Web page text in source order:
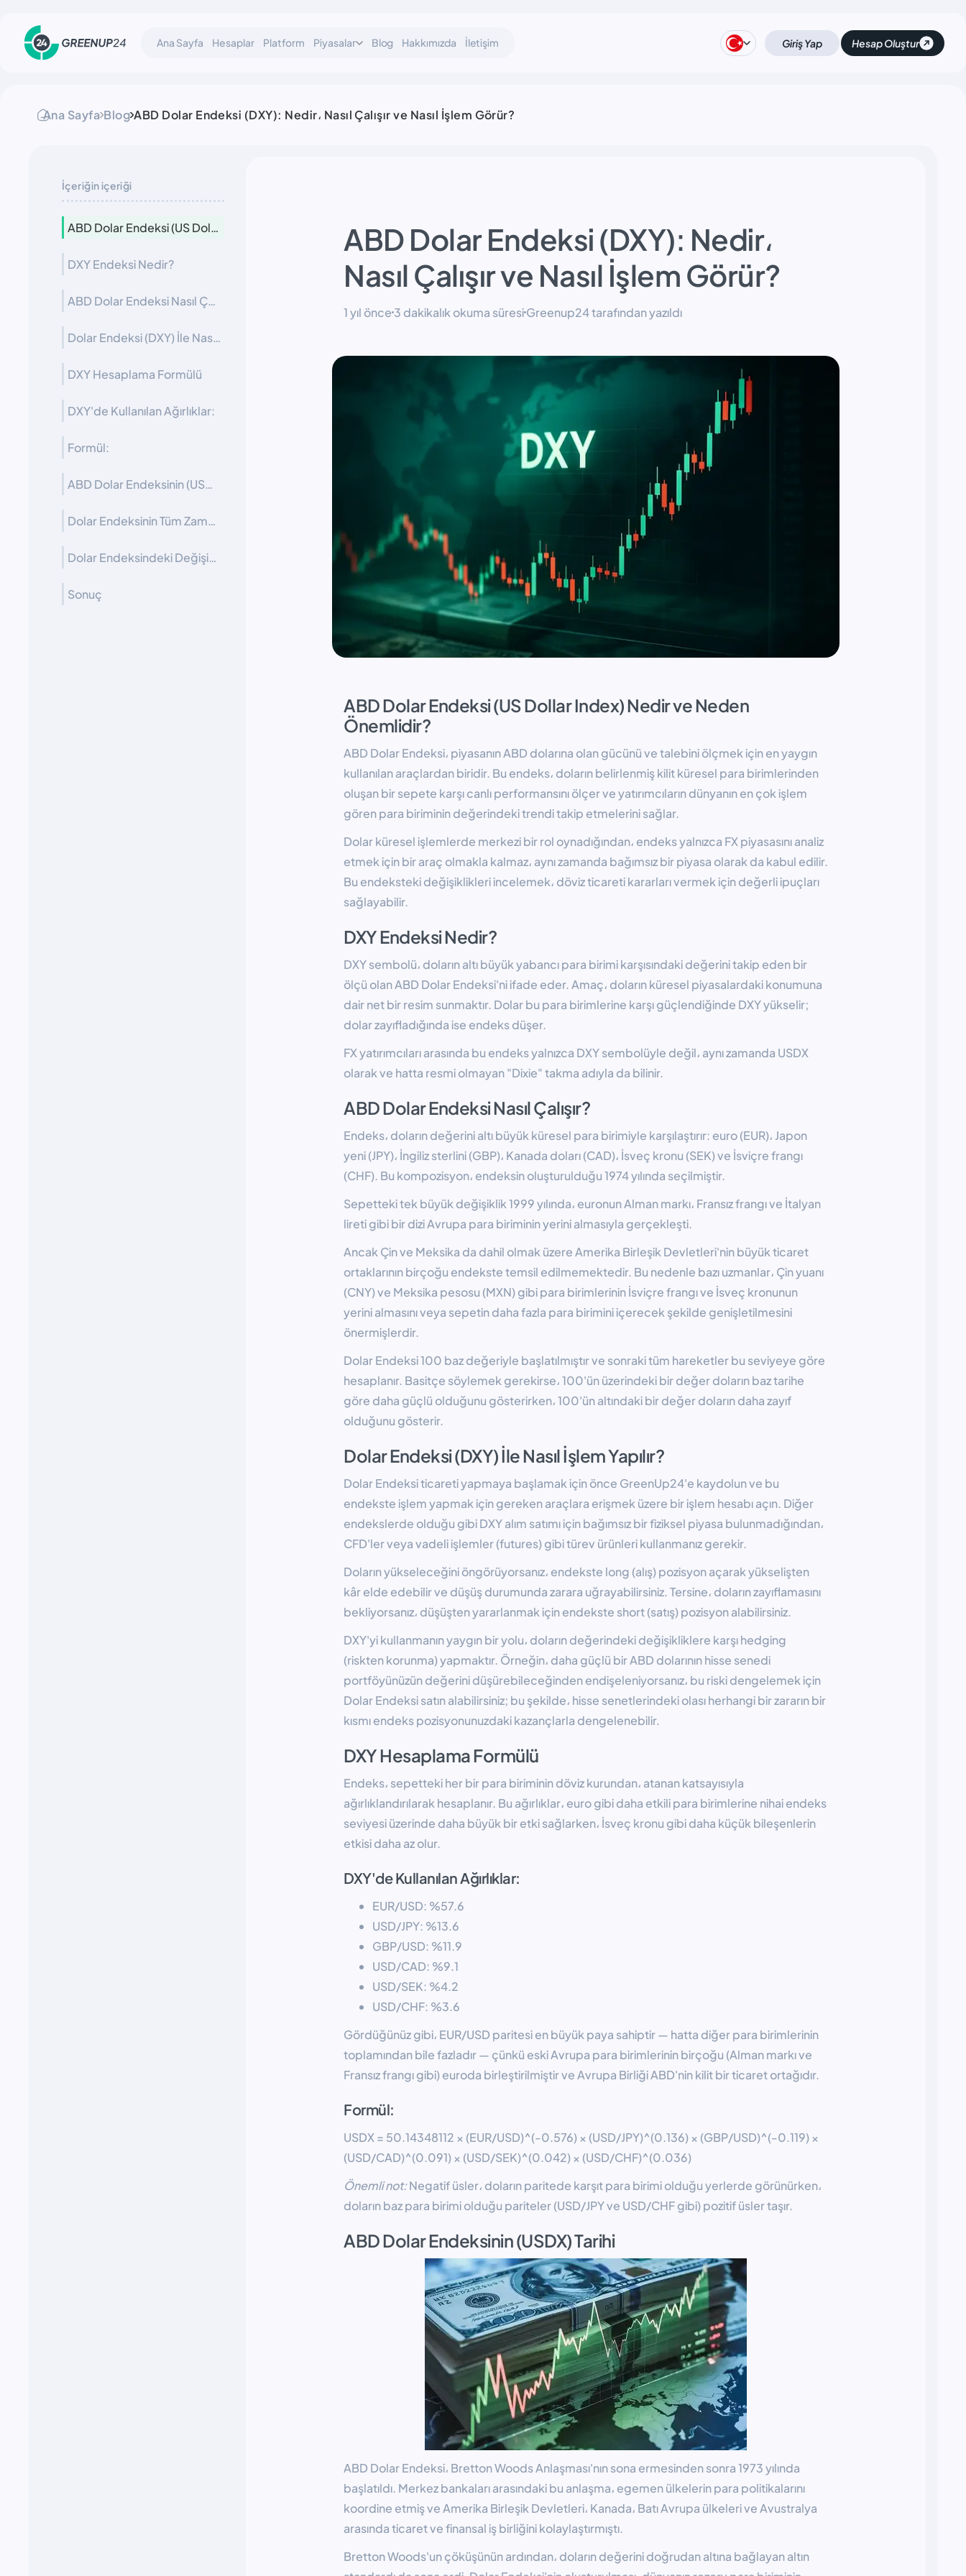
Ana Sayfa Hesaplar Platform Piyasalar Blog Hakkımızda İletişim Giriş Yap Hesap Oluştur
Ana Sayfa Blog ABD Dolar Endeksi (DXY): Nedir، Nasıl Çalışır ve Nasıl İşlem Görür?
İçeriğin içeriği
ABD Dolar Endeksi (US Dollar Index) Nedir ve Neden Önemlidir?
DXY Endeksi Nedir?
ABD Dolar Endeksi Nasıl Çalışır?
Dolar Endeksi (DXY) İle Nasıl İşlem Yapılır?
DXY Hesaplama Formülü
DXY'de Kullanılan Ağırlıklar:
Formül:
ABD Dolar Endeksinin (USDX) Tarihi
Dolar Endeksinin Tüm Zamanların En Yüksek ve En Düşük Seviyeleri
Dolar Endeksindeki Değişimleri Etkileyen Faktörler
Sonuç
ABD Dolar Endeksi (DXY): Nedir،
Nasıl Çalışır ve Nasıl İşlem Görür?
1 yıl önce 3 dakikalık okuma süresiGreenup24 tarafından yazıldı
ABD Dolar Endeksi (US Dollar Index) Nedir ve Neden
Önemlidir?
ABD Dolar Endeksi، piyasanın ABD dolarına olan gücünü ve talebini ölçmek için en yaygın
kullanılan araçlardan biridir. Bu endeks، doların belirlenmiş kilit küresel para birimlerinden
oluşan bir sepete karşı canlı performansını ölçer ve yatırımcıların dünyanın en çok işlem
gören para biriminin değerindeki trendi takip etmelerini sağlar.
Dolar küresel işlemlerde merkezi bir rol oynadığından، endeks yalnızca FX piyasasını analiz
etmek için bir araç olmakla kalmaz، aynı zamanda bağımsız bir piyasa olarak da kabul edilir.
Bu endeksteki değişiklikleri incelemek، döviz ticareti kararları vermek için değerli ipuçları
sağlayabilir.
DXY Endeksi Nedir?
DXY sembolü، doların altı büyük yabancı para birimi karşısındaki değerini takip eden bir
ölçü olan ABD Dolar Endeksi'ni ifade eder. Amaç، doların küresel piyasalardaki konumuna
dair net bir resim sunmaktır. Dolar bu para birimlerine karşı güçlendiğinde DXY yükselir;
dolar zayıfladığında ise endeks düşer.
FX yatırımcıları arasında bu endeks yalnızca DXY sembolüyle değil، aynı zamanda USDX
olarak ve hatta resmi olmayan "Dixie" takma adıyla da bilinir.
ABD Dolar Endeksi Nasıl Çalışır?
Endeks، doların değerini altı büyük küresel para birimiyle karşılaştırır: euro (EUR)، Japon
yeni (JPY)، İngiliz sterlini (GBP)، Kanada doları (CAD)، İsveç kronu (SEK) ve İsviçre frangı
(CHF). Bu kompozisyon، endeksin oluşturulduğu 1974 yılında seçilmiştir.
Sepetteki tek büyük değişiklik 1999 yılında، euronun Alman markı، Fransız frangı ve İtalyan
lireti gibi bir dizi Avrupa para biriminin yerini almasıyla gerçekleşti.
Ancak Çin ve Meksika da dahil olmak üzere Amerika Birleşik Devletleri'nin büyük ticaret
ortaklarının birçoğu endekste temsil edilmemektedir. Bu nedenle bazı uzmanlar، Çin yuanı
(CNY) ve Meksika pesosu (MXN) gibi para birimlerinin İsviçre frangı ve İsveç kronunun
yerini almasını veya sepetin daha fazla para birimini içerecek şekilde genişletilmesini
önermişlerdir.
Dolar Endeksi 100 baz değeriyle başlatılmıştır ve sonraki tüm hareketler bu seviyeye göre
hesaplanır. Basitçe söylemek gerekirse، 100'ün üzerindeki bir değer doların baz tarihe
göre daha güçlü olduğunu gösterirken، 100'ün altındaki bir değer doların daha zayıf
olduğunu gösterir.
Dolar Endeksi (DXY) İle Nasıl İşlem Yapılır?
Dolar Endeksi ticareti yapmaya başlamak için önce GreenUp24'e kaydolun ve bu
endekste işlem yapmak için gereken araçlara erişmek üzere bir işlem hesabı açın. Diğer
endekslerde olduğu gibi DXY alım satımı için bağımsız bir fiziksel piyasa bulunmadığından،
CFD'ler veya vadeli işlemler (futures) gibi türev ürünleri kullanmanız gerekir.
Doların yükseleceğini öngörüyorsanız، endekste long (alış) pozisyon açarak yükselişten
kâr elde edebilir ve düşüş durumunda zarara uğrayabilirsiniz. Tersine، doların zayıflamasını
bekliyorsanız، düşüşten yararlanmak için endekste short (satış) pozisyon alabilirsiniz.
DXY'yi kullanmanın yaygın bir yolu، doların değerindeki değişikliklere karşı hedging
(riskten korunma) yapmaktır. Örneğin، daha güçlü bir ABD dolarının hisse senedi
portföyünüzün değerini düşürebileceğinden endişeleniyorsanız، bu riski dengelemek için
Dolar Endeksi satın alabilirsiniz; bu şekilde، hisse senetlerindeki olası herhangi bir zararın bir
kısmı endeks pozisyonunuzdaki kazançlarla dengelenebilir.
DXY Hesaplama Formülü
Endeks، sepetteki her bir para biriminin döviz kurundan، atanan katsayısıyla
ağırlıklandırılarak hesaplanır. Bu ağırlıklar، euro gibi daha etkili para birimlerine nihai endeks
seviyesi üzerinde daha büyük bir etki sağlarken، İsveç kronu gibi daha küçük bileşenlerin
etkisi daha az olur.
DXY'de Kullanılan Ağırlıklar:
EUR/USD: %57.6
USD/JPY: %13.6
GBP/USD: %11.9
USD/CAD: %9.1
USD/SEK: %4.2
USD/CHF: %3.6
Gördüğünüz gibi، EUR/USD paritesi en büyük paya sahiptir — hatta diğer para birimlerinin
toplamından bile fazladır — çünkü eski Avrupa para birimlerinin birçoğu (Alman markı ve
Fransız frangı gibi) euroda birleştirilmiştir ve Avrupa Birliği ABD'nin kilit bir ticaret ortağıdır.
Formül:
USDX = 50.14348112 × (EUR/USD)^(-0.576) × (USD/JPY)^(0.136) × (GBP/USD)^(-0.119) ×
(USD/CAD)^(0.091) × (USD/SEK)^(0.042) × (USD/CHF)^(0.036)
Önemli not:Negatif üsler، doların paritede karşıt para birimi olduğu yerlerde görünürken،
doların baz para birimi olduğu pariteler (USD/JPY ve USD/CHF gibi) pozitif üsler taşır.
ABD Dolar Endeksinin (USDX) Tarihi
ABD Dolar Endeksi، Bretton Woods Anlaşması'nın sona ermesinden sonra 1973 yılında
başlatıldı. Merkez bankaları arasındaki bu anlaşma، egemen ülkelerin para politikalarını
koordine etmiş ve Amerika Birleşik Devletleri، Kanada، Batı Avrupa ülkeleri ve Avustralya
arasında ticaret ve finansal iş birliğini kolaylaştırmıştı.
Bretton Woods'un çöküşünün ardından، doların değerini doğrudan altına bağlayan altın